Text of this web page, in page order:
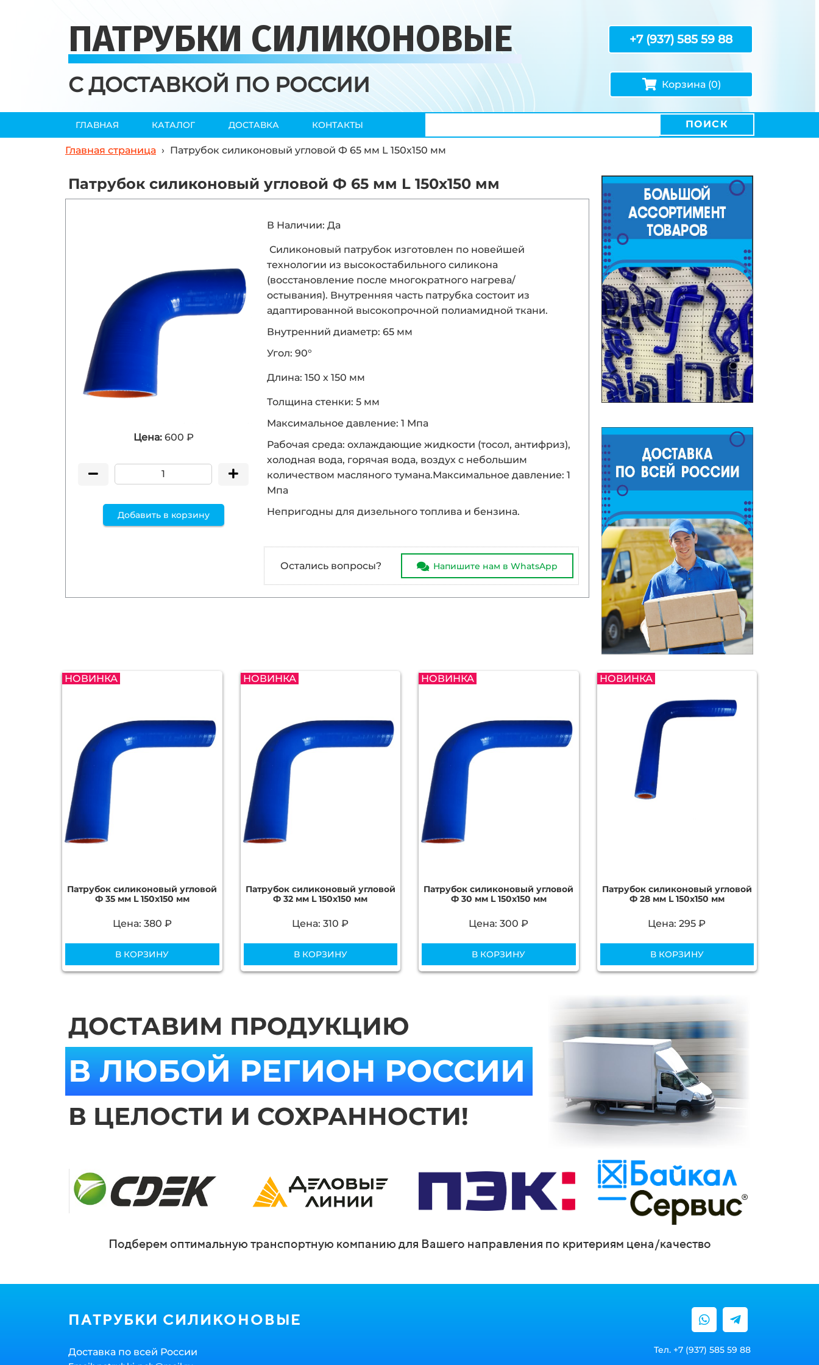
ПАТРУБКИ СИЛИКОНОВЫЕ +7 (937) 585 59 88
С ДОСТАВКОЙ ПО РОССИИ Корзина (0)
ГЛАВНАЯ КАТАЛОГ ДОСТАВКА КОНТАКТЫ ПОИСК
Главная страница › Патрубок силиконовый угловой Ф 65 мм L 150х150 мм
Патрубок силиконовый угловой Ф 65 мм L 150х150 мм
Цена: 600 ₽
Добавить в корзину
В Наличии: Да
Силиконовый патрубок изготовлен по новейшей
технологии из высокостабильного силикона
(восстановление после многократного нагрева/
остывания). Внутренняя часть патрубка состоит из
адаптированной высокопрочной полиамидной ткани.
Внутренний диаметр: 65 мм
Угол: 90°
Длина: 150 х 150 мм
Толщина стенки: 5 мм
Максимальное давление: 1 Мпа
Рабочая среда: охлаждающие жидкости (тосол, антифриз),
холодная вода, горячая вода, воздух с небольшим
количеством масляного тумана.Максимальное давление: 1
Мпа
Непригодны для дизельного топлива и бензина.
Остались вопросы? Напишите нам в WhatsApp
НОВИНКА
Патрубок силиконовый угловой
Ф 35 мм L 150х150 мм
Цена: 380 ₽
В КОРЗИНУ
НОВИНКА
Патрубок силиконовый угловой
Ф 32 мм L 150х150 мм
Цена: 310 ₽
В КОРЗИНУ
НОВИНКА
Патрубок силиконовый угловой
Ф 30 мм L 150х150 мм
Цена: 300 ₽
В КОРЗИНУ
НОВИНКА
Патрубок силиконовый угловой
Ф 28 мм L 150х150 мм
Цена: 295 ₽
В КОРЗИНУ
ДОСТАВИМ ПРОДУКЦИЮ
В ЛЮБОЙ РЕГИОН РОССИИ
В ЦЕЛОСТИ И СОХРАННОСТИ!
Подберем оптимальную транспортную компанию для Вашего направления по критериям цена/качество
ПАТРУБКИ СИЛИКОНОВЫЕ
Доставка по всей России Тел. +7 (937) 585 59 88